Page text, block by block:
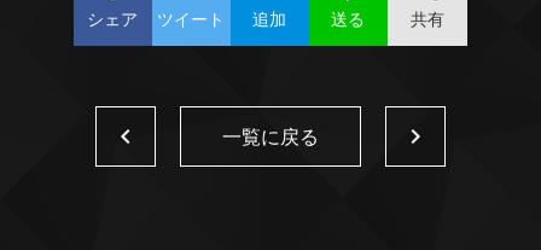
シェア ツイート 追加 送る 共有
一覧に戻る